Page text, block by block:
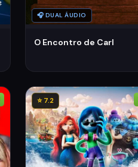
🎧 DUAL ÁUDIO
O Encontro de Carl
⭐ 7.2